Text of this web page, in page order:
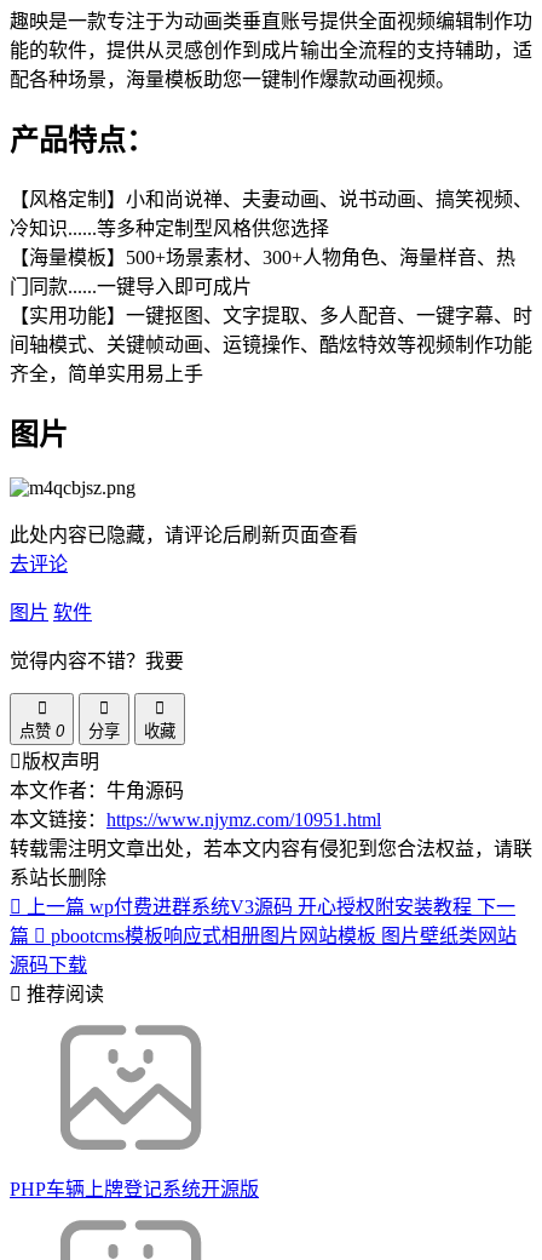
趣映是一款专注于为动画类垂直账号提供全面视频编辑制作功
能的软件，提供从灵感创作到成片输出全流程的支持辅助，适
配各种场景，海量模板助您一键制作爆款动画视频。
产品特点：
【风格定制】小和尚说禅、夫妻动画、说书动画、搞笑视频、
冷知识......等多种定制型风格供您选择
【海量模板】500+场景素材、300+人物角色、海量样音、热
门同款......一键导入即可成片
【实用功能】一键抠图、文字提取、多人配音、一键字幕、时
间轴模式、关键帧动画、运镜操作、酷炫特效等视频制作功能
齐全，简单实用易上手
图片
此处内容已隐藏，请评论后刷新页面查看
去评论
图片 软件
觉得内容不错？我要
点赞 0 分享 收藏
版权声明
本文作者：牛角源码
本文链接： https://www.njymz.com/10951.html
转载需注明文章出处，若本文内容有侵犯到您合法权益，请联
系站长删除
上一篇 wp付费进群系统V3源码 开心授权附安装教程 下一
篇
pbootcms模板响应式相册图片网站模板 图片壁纸类网站
源码下载
推荐阅读
PHP车辆上牌登记系统开源版